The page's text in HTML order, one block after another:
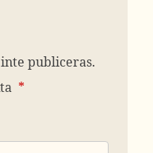
publiceras.
*